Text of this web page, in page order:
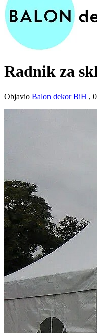
Radnik za
Objavio Balon dekor BiH ,